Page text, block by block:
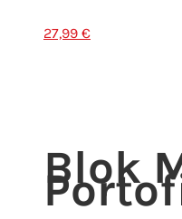
27,99 €
Blok